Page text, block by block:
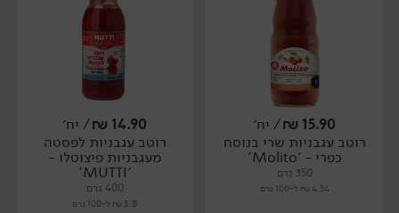
יח׳ יח׳
15.90
₪/ יח׳
רוטב עגבניות שרי בנוסח
כפרי - 'Molito'
350 גרם
4.54 ₪ ל-100 גרם
14.90
₪/ יח׳
רוטב עגבניות לפסטה
מעגבניות פיצוטלו -
'MUTTI'
400 גרם
3.73 ₪ ל-100 גרם